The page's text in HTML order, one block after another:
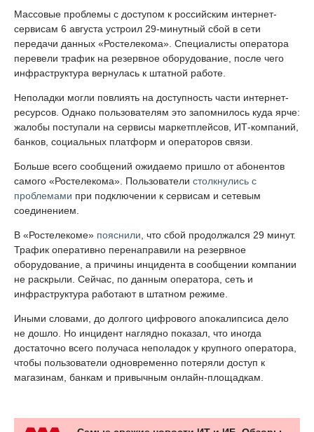
Массовые проблемы с доступом к российским интернет-
сервисам 6 августа устроил 29-минутный сбой в сети
передачи данных «Ростелекома». Специалисты оператора
перевели трафик на резервное оборудование, после чего
инфраструктура вернулась к штатной работе.
Неполадки могли повлиять на доступность части интернет-
ресурсов. Однако пользователям это запомнилось куда ярче:
жалобы поступали на сервисы маркетплейсов, ИТ-компаний,
банков, социальных платформ и операторов связи.
Больше всего сообщений ожидаемо пришло от абонентов
самого «Ростелекома». Пользователи столкнулись с
проблемами при подключении к сервисам и сетевым
соединением.
В «Ростелекоме» пояснили , что сбой продолжался 29 минут.
Трафик оперативно перенаправили на резервное
оборудование, а причины инцидента в сообщении компании
не раскрыли. Сейчас, по данным оператора, сеть и
инфраструктура работают в штатном режиме.
Иными словами, до долгого цифрового апокалипсиса дело
не дошло. Но инцидент наглядно показал, что иногда
достаточно всего получаса неполадок у крупного оператора,
чтобы пользователи одновременно потеряли доступ к
магазинам, банкам и привычным онлайн-площадкам.